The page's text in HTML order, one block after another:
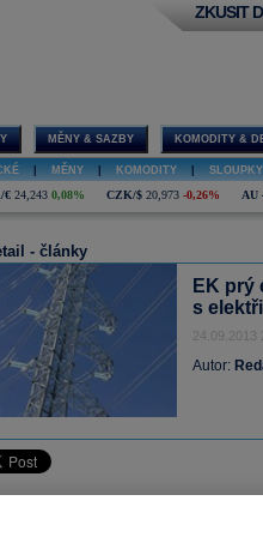
ZKUSIT
MĚNY & SAZBY KOMODITY &
MĚNY KOMODITY SLOUPKY
€ 24,243 0,08% CZK/$ 20,973 -0,26% AU
- články
EK prý
s
24.09.2013
Autor: